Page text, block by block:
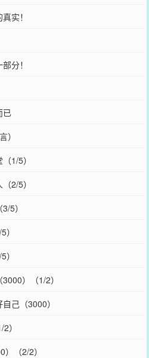
实！
分！
已
）
1/5）
2/5）
5）
）（1/2）
己（3000）
）
（2/2）